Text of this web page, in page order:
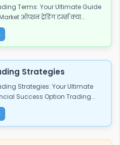
Terms: Your Ultimate Guide
ऑप्शन ट्रेडिंग टर्म्स क्या...
Strategies
Strategies: Your Ultimate
Success Option Trading...